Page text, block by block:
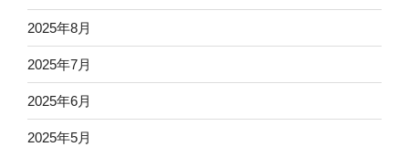
2025年8月
2025年7月
2025年6月
2025年5月